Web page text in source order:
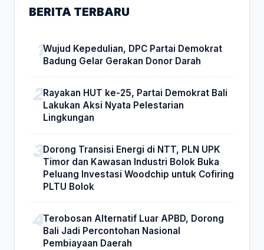
BERITA TERBARU
Wujud Kepedulian, DPC Partai Demokrat
Badung Gelar Gerakan Donor Darah
Rayakan HUT ke-25, Partai Demokrat Bali
Lakukan Aksi Nyata Pelestarian
Lingkungan
Dorong Transisi Energi di NTT, PLN UPK
Timor dan Kawasan Industri Bolok Buka
Peluang Investasi Woodchip untuk Cofiring
PLTU Bolok
Terobosan Alternatif Luar APBD, Dorong
Bali Jadi Percontohan Nasional
Pembiayaan Daerah